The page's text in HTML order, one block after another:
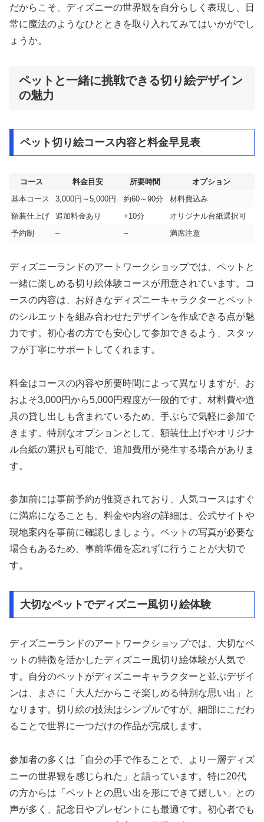
だからこそ、ディズニーの世界観を自分らしく表現し、日
常に魔法のようなひとときを取り入れてみてはいかがでし
ょうか。
ペットと一緒に挑戦できる切り絵デザイン
の魅力
ペット切り絵コース内容と料金早見表
コース 料金目安 所要時間
オプション
基本コース
3,000円～5,000円 約60～90分
材料費込み
額装仕上げ
追加料金あり +10分
オリジナル台紙選択可
予約制
– – 満席注意
ディズニーランドのアートワークショップでは、ペットと
一緒に楽しめる切り絵体験コースが用意されています。コ
ースの内容は、お好きなディズニーキャラクターとペット
のシルエットを組み合わせたデザインを作成できる点が魅
力です。初心者の方でも安心して参加できるよう、スタッ
フが丁寧にサポートしてくれます。
料金はコースの内容や所要時間によって異なりますが、お
およそ3,000円から5,000円程度が一般的です。材料費や道
具の貸し出しも含まれているため、手ぶらで気軽に参加で
きます。特別なオプションとして、額装仕上げやオリジナ
ル台紙の選択も可能で、追加費用が発生する場合がありま
す。
参加前には事前予約が推奨されており、人気コースはすぐ
に満席になることも。料金や内容の詳細は、公式サイトや
現地案内を事前に確認しましょう。ペットの写真が必要な
場合もあるため、事前準備を忘れずに行うことが大切で
す。
大切なペットでディズニー風切り絵体験
ディズニーランドのアートワークショップでは、大切なペ
ットの特徴を活かしたディズニー風切り絵体験が人気で
す。自分のペットがディズニーキャラクターと並ぶデザイ
ンは、まさに「大人だからこそ楽しめる特別な思い出」と
なります。切り絵の技法はシンプルですが、細部にこだわ
ることで世界に一つだけの作品が完成します。
参加者の多くは「自分の手で作ることで、より一層ディズ
ニーの世界観を感じられた」と語っています。特に20代
の方からは「ペットとの思い出を形にできて嬉しい」との
声が多く、記念日やプレゼントにも最適です。初心者でも